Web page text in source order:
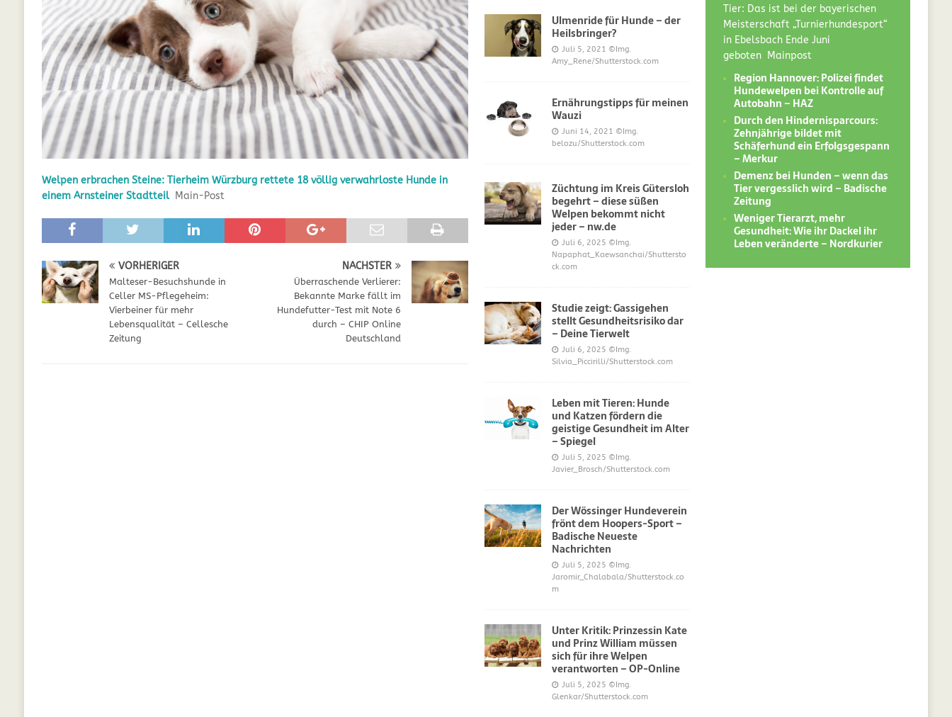
[ Juli 6, 2025 ] Züchtung im Kreis Gütersloh begehrt – diese süßen Welpen bekommt nicht jeder – nw.de
WELPEN
[ Juli 6, 2025 ] Studie zeigt: Gassigehen stellt Gesundheitsrisiko dar – Deine Tierwelt GESUNDHEIT
[ Juli 5, 2025 ] Leben mit Tieren: Hunde und Katzen fördern die geistige Gesundheit im Alter – Spiegel
GESUNDHEIT
[ Juli 5, 2025 ] Der Wössinger Hundeverein frönt dem Hoopers-Sport – Badische Neueste Nachrichten SPORT
Unter Kritik: Prinzessin Kate und Prinz William müssen sich für ihre Welpen verantworten – OP-
Online WELPEN
[ September 29, 2021 ] DIES UND DAS
Welpen erbrachen Steine: Tierheim Würzburg rettete 18 völlig verwahrloste Hunde in
einem Arnsteiner Stadtteil Main-Post
VORHERIGER
Malteser-Besuchshunde in
Celler MS-Pflegeheim:
Vierbeiner für mehr
Lebensqualität – Cellesche
Zeitung
NÄCHSTER
Überraschende Verlierer:
Bekannte Marke fällt im
Hundefutter-Test mit Note 6
durch – CHIP Online
Deutschland
Ulmenride für Hunde – der
Heilsbringer?
Juli 5, 2021 ©Img.
Amy_Rene/Shutterstock.com
Ernährungstipps für meinen
Wauzi
Juni 14, 2021 ©Img.
belozu/Shutterstock.com
Züchtung im Kreis Gütersloh
begehrt – diese süßen
Welpen bekommt nicht
jeder – nw.de
Juli 6, 2025 ©Img.
Napaphat_Kaewsanchai/Shuttersto
ck.com
Studie zeigt: Gassigehen
stellt Gesundheitsrisiko dar
– Deine Tierwelt
Juli 6, 2025 ©Img.
Silvia_Piccirilli/Shutterstock.com
Leben mit Tieren: Hunde
und Katzen fördern die
geistige Gesundheit im Alter
– Spiegel
Juli 5, 2025 ©Img.
Javier_Brosch/Shutterstock.com
Der Wössinger Hundeverein
frönt dem Hoopers-Sport –
Badische Neueste
Nachrichten
Juli 5, 2025 ©Img.
Jaromir_Chalabala/Shutterstock.co
m
Unter Kritik: Prinzessin Kate
und Prinz William müssen
sich für ihre Welpen
verantworten – OP-Online
Juli 5, 2025 ©Img.
Glenkar/Shutterstock.com
Tier: Das ist bei der bayerischen
Meisterschaft „Turnierhundesport“
in Ebelsbach Ende Juni
geboten Mainpost
Region Hannover: Polizei findet
Hundewelpen bei Kontrolle auf
Autobahn – HAZ
Durch den Hindernisparcours:
Zehnjährige bildet mit
Schäferhund ein Erfolgsgespann
– Merkur
Demenz bei Hunden – wenn das
Tier vergesslich wird – Badische
Zeitung
Weniger Tierarzt, mehr
Gesundheit: Wie ihr Dackel ihr
Leben veränderte – Nordkurier